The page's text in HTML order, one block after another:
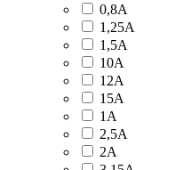
0,8А
1,25А
1,5А
10А
12А
15А
1А
2,5А
2А